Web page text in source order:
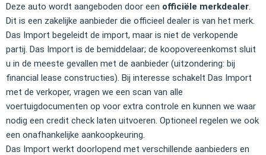
Deze auto wordt aangeboden door een officiële merkdealer
Dit is een zakelijke aanbieder die officieel dealer is van het merk.
Das Import begeleidt de import, maar is niet de verkopende
partij. Das Import is de bemiddelaar; de koopovereenkomst sluit
u in de meeste gevallen met de aanbieder (uitzondering: bij
financial lease constructies). Bij interesse schakelt Das Import
met de verkoper, vragen we een scan van alle
voertuigdocumenten op voor extra controle en kunnen we waar
nodig een credit check laten uitvoeren. Optioneel regelen we ook
een onafhankelijke aankoopkeuring.
Das Import werkt doorlopend met verschillende aanbieders en